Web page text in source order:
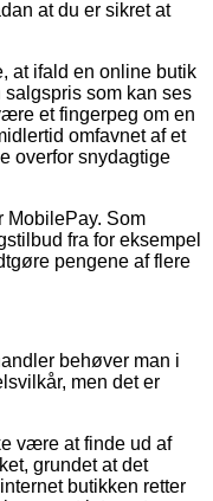
at du er sikret at
at ifald en online butik
som kan ses
et fingerpeg om en
omfavnet af et
overfor snydagtige
MobilePay. Som
fra for eksempel
pengene af flere
behøver man i
men det er
være at finde ud af
grundet at det
butikken retter